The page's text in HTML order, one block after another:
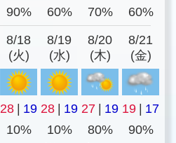
90% 60% 70% 60%
8/18
(火)
8/19
(水)
8/20
(木)
8/21
(金)
28 | 19 28 | 19 27 | 19 19 | 17
10% 10% 80%
90%